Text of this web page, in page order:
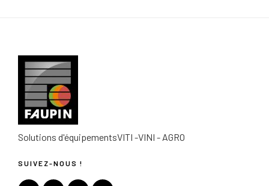
Solutions d'équipementsVITI -VINI - AGRO
SUIVEZ-NOUS !